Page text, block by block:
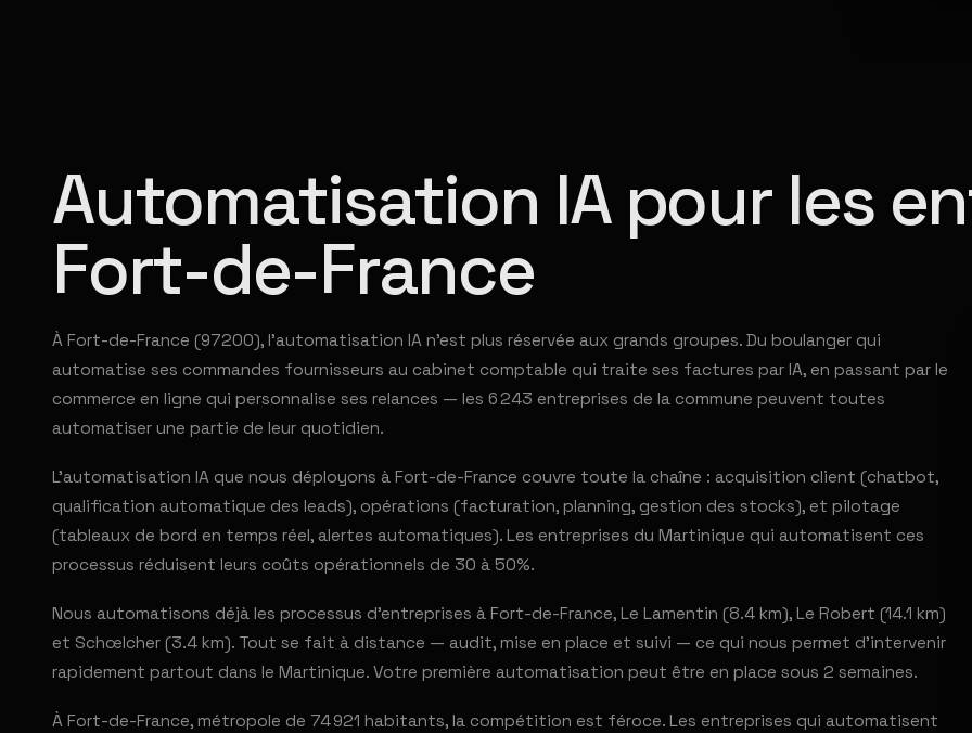
Automatisation IA pour les
Fort-de-France
À Fort-de-France (97200), l'automatisation IA n'est plus réservée aux grands groupes. Du boulanger qui
automatise ses commandes fournisseurs au cabinet comptable qui traite ses factures par IA, en passant par le
commerce en ligne qui personnalise ses relances — les 6 243 entreprises de la commune peuvent toutes
automatiser une partie de leur quotidien.
L'automatisation IA que nous déployons à Fort-de-France couvre toute la chaîne : acquisition client (chatbot,
qualification automatique des leads), opérations (facturation, planning, gestion des stocks), et pilotage
(tableaux de bord en temps réel, alertes automatiques). Les entreprises du Martinique qui automatisent ces
processus réduisent leurs coûts opérationnels de 30 à 50%.
Nous automatisons déjà les processus d'entreprises à Fort-de-France, Le Lamentin (8.4 km), Le Robert (14.1 km)
et Schœlcher (3.4 km). Tout se fait à distance — audit, mise en place et suivi — ce qui nous permet d'intervenir
rapidement partout dans le Martinique. Votre première automatisation peut être en place sous 2 semaines.
À Fort-de-France, métropole de 74 921 habitants, la compétition est féroce. Les entreprises qui automatisent